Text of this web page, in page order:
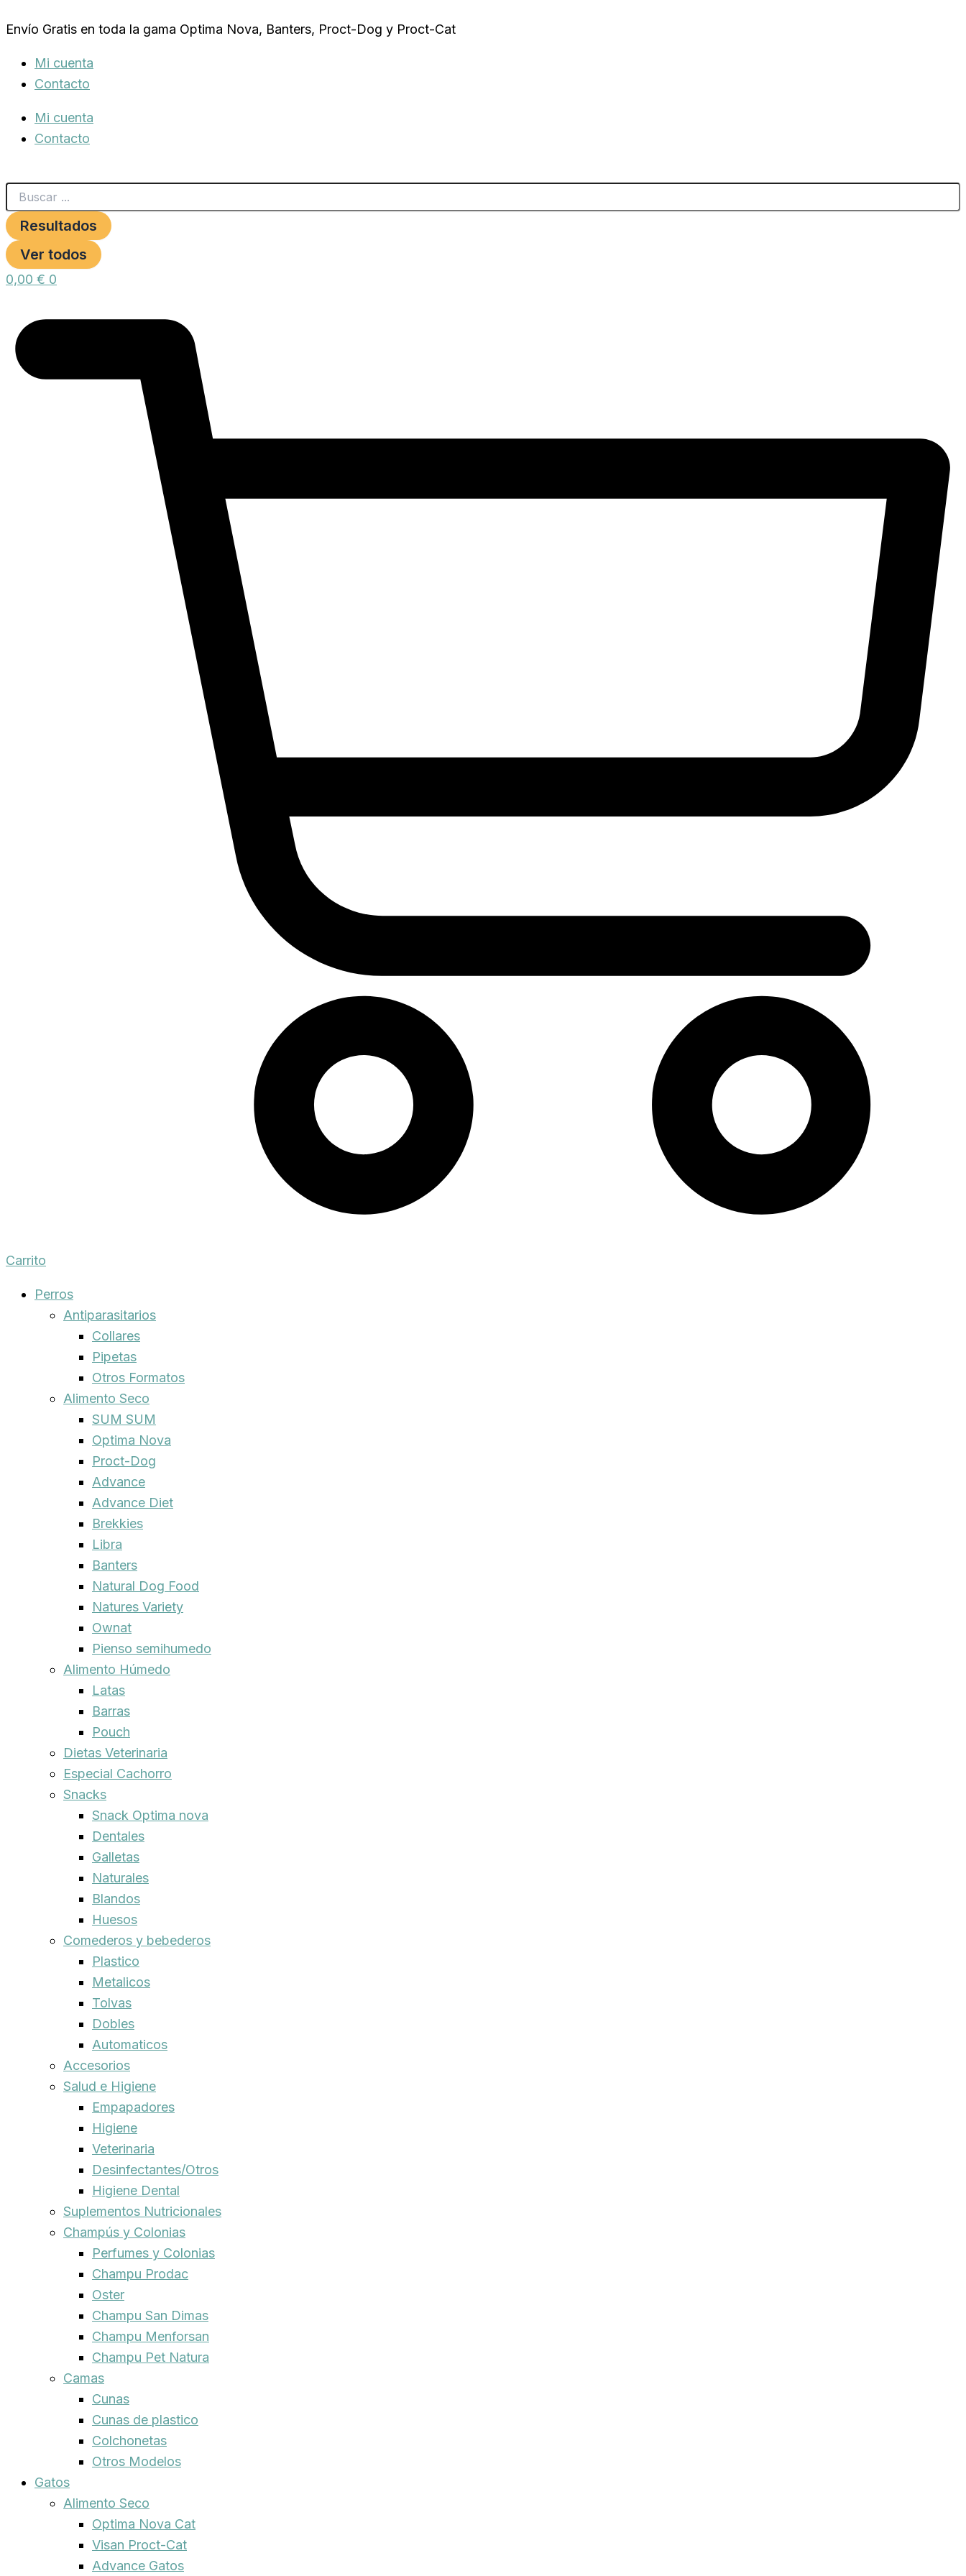
al
Envío Gratis en toda la gama Optima Nova, Banters, Proct-Dog y Proct-Cat
Mi cuenta
Contacto
Mi cuenta
Contacto
Resultados
Ver todos
0,00 € 0
Carrito
Perros
Antiparasitarios
Collares
Pipetas
Otros Formatos
Alimento Seco
SUM SUM
Optima Nova
Proct-Dog
Advance
Advance Diet
Brekkies
Libra
Banters
Natural Dog Food
Natures Variety
Ownat
Pienso semihumedo
Alimento Húmedo
Latas
Barras
Pouch
Dietas Veterinaria
Especial Cachorro
Snacks
Snack Optima nova
Dentales
Galletas
Naturales
Blandos
Huesos
Comederos y bebederos
Plastico
Metalicos
Tolvas
Dobles
Automaticos
Accesorios
Salud e Higiene
Empapadores
Higiene
Veterinaria
Desinfectantes/Otros
Higiene Dental
Suplementos Nutricionales
Champús y Colonias
Perfumes y Colonias
Champu Prodac
Oster
Champu San Dimas
Champu Menforsan
Champu Pet Natura
Camas
Cunas
Cunas de plastico
Colchonetas
Otros Modelos
Gatos
Alimento Seco
Optima Nova Cat
Visan Proct-Cat
Advance Gatos
ADULT
cantidad